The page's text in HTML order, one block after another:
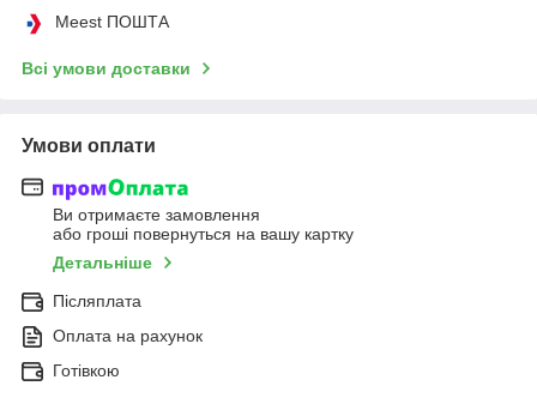
Meest ПОШТА
Всі умови доставки
Умови оплати
Ви отримаєте замовлення
або гроші повернуться на вашу картку
Детальніше
Післяплата
Оплата на рахунок
Готівкою